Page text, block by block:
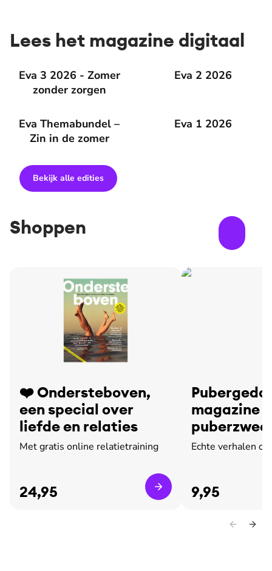
Lees het magazine digitaal
Eva 3 2026 - Zomer
zonder zorgen
Eva 3 2026 - Zomer zonder zorgen Eva 2 2026
Eva 2 2026
Eva Themabundel –
Zin in de zomer
Eva Themabundel – Zin in de zomer Eva 1 2026
Eva 1 2026
Bekijk alle edities
Shoppen
❤️ Ondersteboven,
een special over
liefde en relaties
Met gratis online relatietraining
24,95
magazine
leed
Echte verhalen
9,95